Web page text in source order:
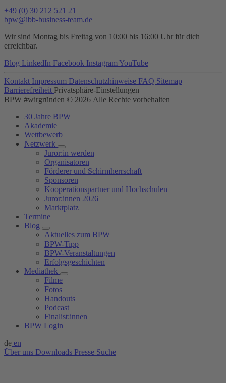
+49 (0) 30 212 521 21
bpw@ibb-business-team.de
Wir sind Montag bis Freitag von 10:00 bis 16:00 Uhr für dich
erreichbar.
Blog LinkedIn Facebook Instagram YouTube
Kontakt Impressum Datenschutzhinweise FAQ Sitemap
Barrierefreiheit Privatsphäre-Einstellungen
BPW #wirgründen © 2026 Alle Rechte vorbehalten
30 Jahre BPW
Akademie
Wettbewerb
Netzwerk
Juror:in werden
Organisatoren
Förderer und Schirmherrschaft
Sponsoren
Kooperationspartner und Hochschulen
Juror:innen 2026
Marktplatz
Termine
Blog
Aktuelles zum BPW
BPW-Tipp
BPW-Veranstaltungen
Erfolgsgeschichten
Mediathek
Filme
Fotos
Handouts
Podcast
Finalist:innen
BPW Login
de en
Über uns Downloads Presse Suche